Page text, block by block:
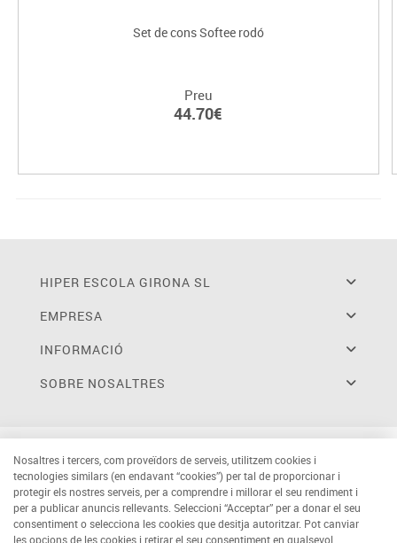
Set de cons Softee rodó
Preu
44.70€
HIPER ESCOLA GIRONA SL
EMPRESA
INFORMACIÓ
SOBRE NOSALTRES
Nosaltres i tercers, com proveïdors de serveis, utilitzem cookies i
tecnologies similars (en endavant “cookies”) per tal de proporcionar i
protegir els nostres serveis, per a comprendre i millorar el seu rendiment i
per a publicar anuncis rellevants. Seleccioni “Acceptar” per a donar el seu
consentiment o selecciona les cookies que desitja autoritzar. Pot canviar
les opcions de les cookies i retirar el seu consentiment en qualsevol